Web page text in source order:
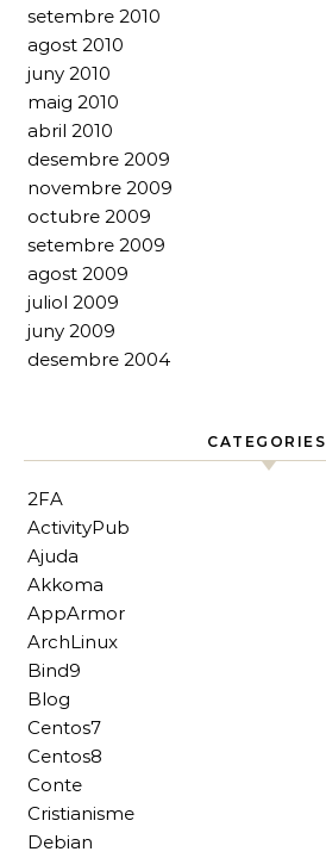
setembre 2010
agost 2010
juny 2010
maig 2010
abril 2010
desembre 2009
novembre 2009
octubre 2009
setembre 2009
agost 2009
juliol 2009
juny 2009
desembre 2004
CATEGORIES
2FA
ActivityPub
Ajuda
Akkoma
AppArmor
ArchLinux
Bind9
Blog
Centos7
Centos8
Conte
Cristianisme
Debian